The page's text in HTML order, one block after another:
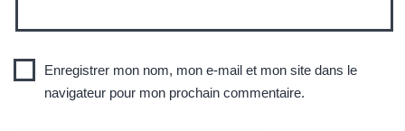
Enregistrer mon nom, mon e-mail et mon site dans le
navigateur pour mon prochain commentaire.